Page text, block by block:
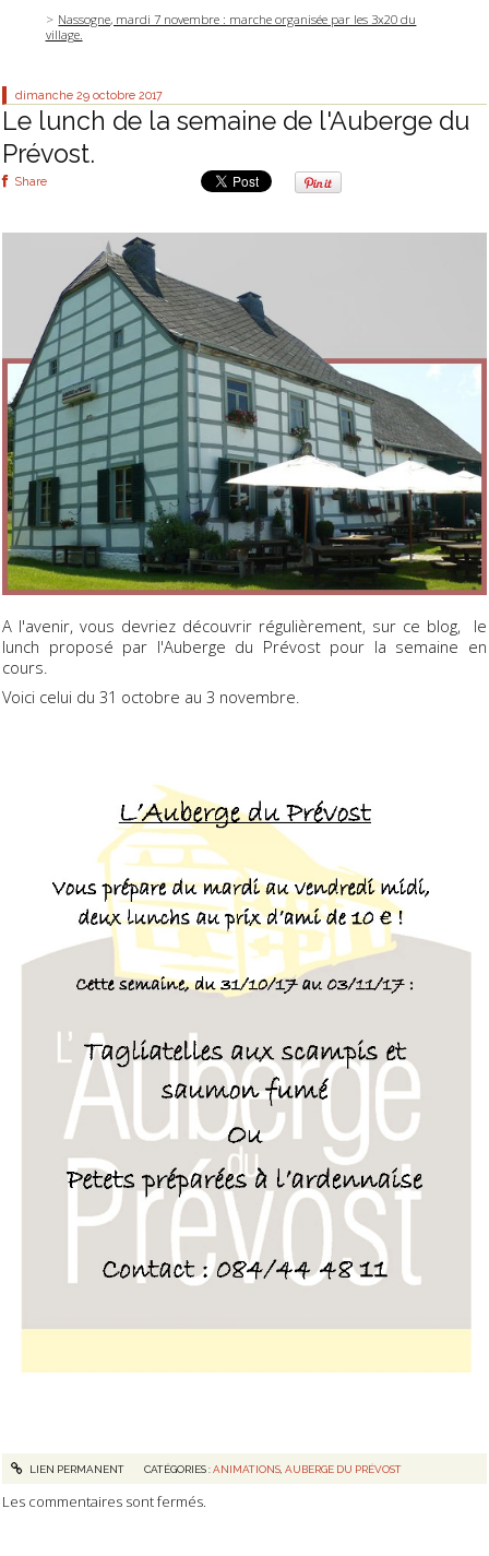
Nassogne, mardi 7 novembre : marche organisée par les 3x20 du
village.
dimanche 29 octobre 2017
Le lunch de la semaine de l'Auberge du
Prévost.
Share
A l'avenir, vous devriez découvrir régulièrement, sur ce blog, le
lunch proposé par l'Auberge du Prévost pour la semaine en
cours.
Voici celui du 31 octobre au 3 novembre.
LIEN PERMANENT CATÉGORIES :ANIMATIONS, AUBERGE DU PRÉVOST
Les commentaires sont fermés.